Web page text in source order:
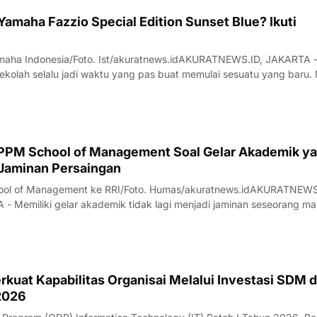
Fazzio Special Edition Sunset Blue? Ikuti
Indonesia/Foto. Ist/akuratnews.idAKURATNEWS.ID, JAKARTA -
selalu jadi waktu yang pas buat memulai sesuatu yang baru.
outfit, sampai kendaraan yang dipakai buat beraktivitas
of Management Soal Gelar Akademik yang
Persaingan
of Management ke RRI/Foto. Humas/
- Memiliki gelar akademik tidak lagi menjadi jaminan seseorang
di dunia kerja. Di tengah perubahan kebutuhan industri,
Kapabilitas Organisai Melalui Investasi SDM